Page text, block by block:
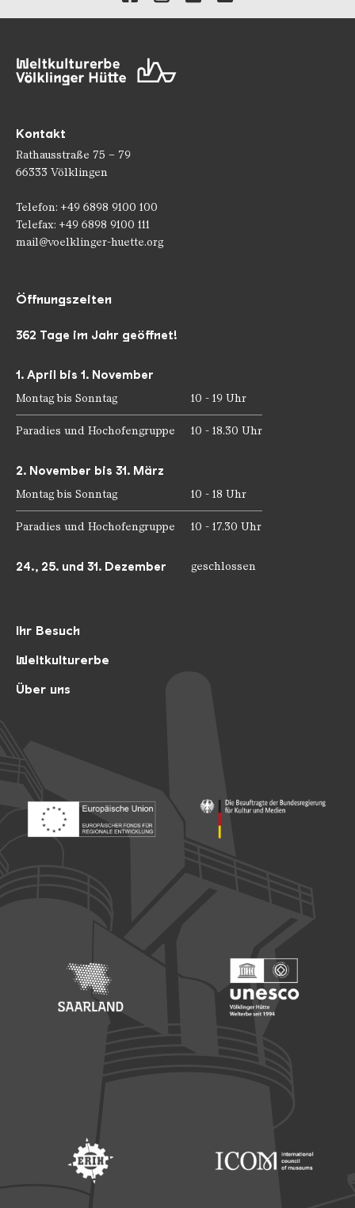
Kontakt
Rathausstraße 75 – 79
66333 Völklingen
Telefon: +49 6898 9100 100
Telefax: +49 6898 9100 111
mail@voelklinger-huette.org
Ihr Besuch
Weltkulturerbe
Über uns
Öffnungszeiten
362 Tage im Jahr geöffnet!
1. April bis 1. November
Montag bis Sonntag 10 - 19 Uhr
Paradies und Hochofengruppe 10 - 18.30 Uhr
2. November bis 31. März
Montag bis Sonntag 10 - 18 Uhr
Paradies und Hochofengruppe 10 - 17.30 Uhr
24., 25. und 31. Dezember geschlossen